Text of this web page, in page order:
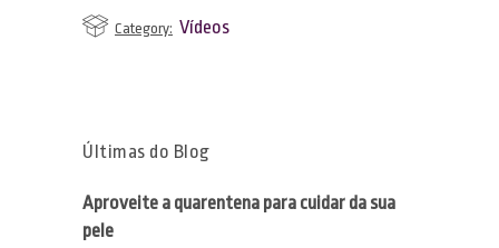
Contato
LED e Bioestimulação
Category: Vídeos
Últimas do Blog
Aproveite a quarentena para cuidar da sua
pele